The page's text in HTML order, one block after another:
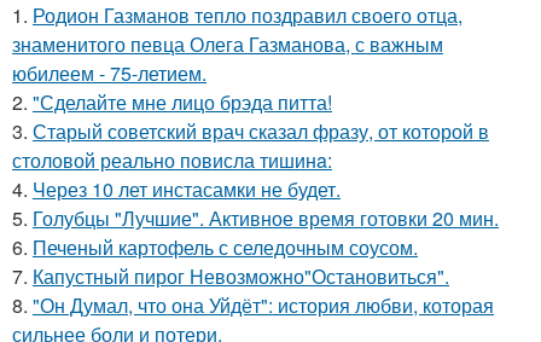
1. Родион Газманов тепло поздравил своего отца,
знаменитого певца Олега Газманова, с важным
юбилеем - 75-летием.
2. "Сделайте мне лицо брэда питта!
3. Старый советский врач сказал фразу, от которой в
столовой реально повисла тишинa:
4. Через 10 лет инстасамки не будет.
5. Голубцы "Лучшие". Активное время готовки 20 мин.
6. Печеный картофель с селедочным соусом.
7. Капустный пирог Невозможно"Остановиться".
8. "Он Думал, что она Уйдёт": история любви, которая
сильнее боли и потери.